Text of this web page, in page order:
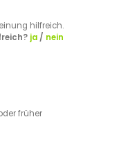
hilfreich.
ja/ nein
früher